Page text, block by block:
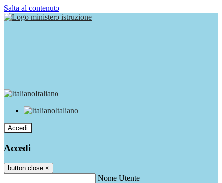
Salta al contenuto
Italiano
Italiano
Accedi
Accedi
button close ×
Nome Utente